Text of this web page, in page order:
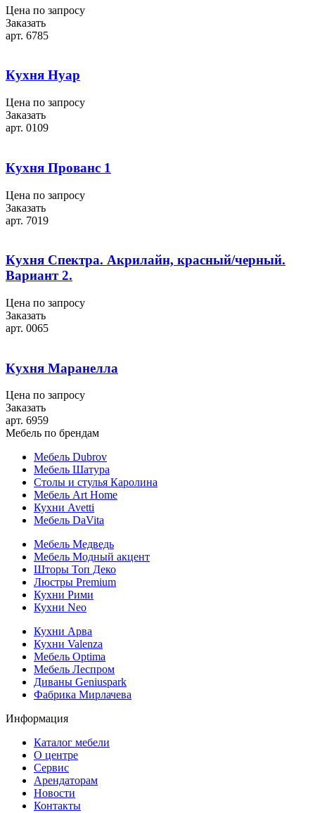
Цена по запросу
Заказать
арт. 6785
Кухня Нуар
Цена по запросу
Заказать
арт. 0109
Кухня Прованс 1
Цена по запросу
Заказать
арт. 7019
Кухня Спектра. Акрилайн, красный/черный.
Вариант 2.
Цена по запросу
Заказать
арт. 0065
Кухня Маранелла
Цена по запросу
Заказать
арт. 6959
Мебель по брендам
Мебель Dubrov
Мебель Шатура
Столы и стулья Каролина
Мебель Art Home
Кухни Avetti
Мебель DaVita
Мебель Медведь
Мебель Модный акцент
Шторы Топ Деко
Люстры Premium
Кухни Рими
Кухни Neo
Кухни Арва
Кухни Valenza
Мебель Optima
Мебель Леспром
Диваны Geniuspark
Фабрика Мирлачева
Информация
Каталог мебели
О центре
Сервис
Арендаторам
Новости
Контакты